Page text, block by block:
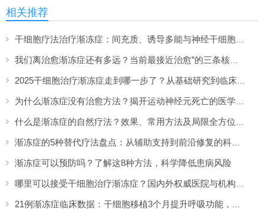
相关推荐
渐冻症可以预防吗？了解这8种方法，科学降低患病风险